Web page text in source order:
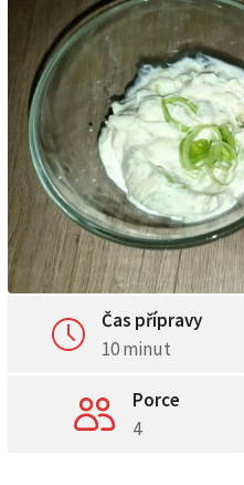
Čas přípravy
10 minut
Porce
4